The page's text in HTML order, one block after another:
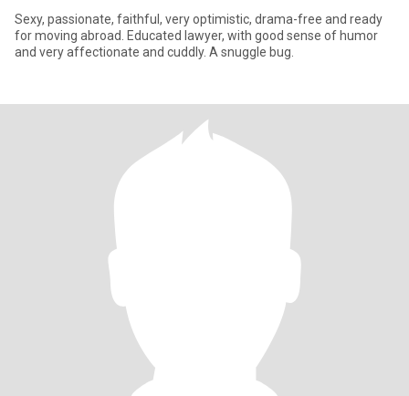
Sexy, passionate, faithful, very optimistic, drama-free and ready
for moving abroad. Educated lawyer, with good sense of humor
and very affectionate and cuddly. A snuggle bug.